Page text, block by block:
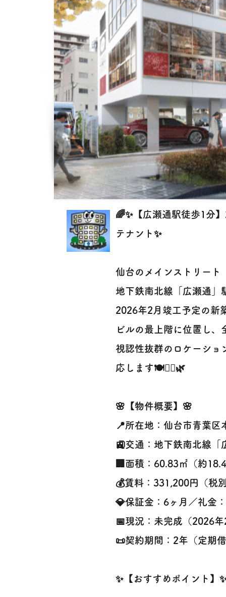
🌈✨【広瀬通駅徒歩1分
テナント✨
仙台のメインストリート
地下鉄南北線「広瀬通」
2026年2月竣工予定の新
ビルの最上階に位置し
視認性抜群のロケーショ
応します🍽️💇‍♀️🌿
🌸【物件概要】🌸
📍所在地：仙台市青葉区
🚉交通：地下鉄南北線「
🏢面積：60.83㎡（約
💰賃料：331,200円（税
💎保証金：6ヶ月／礼金
📅現況：未完成（2026
📜契約期間：2年（定期
✨【おすすめポイント】